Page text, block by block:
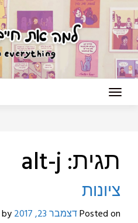
Skip
to
content
תגית: alt-j
ציונות
Posted onדצמבר 23, 2017